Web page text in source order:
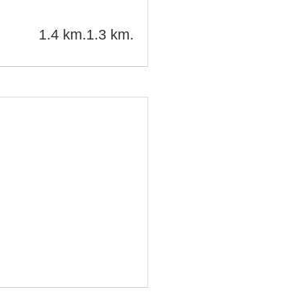
1.3 km.
1.4 km.